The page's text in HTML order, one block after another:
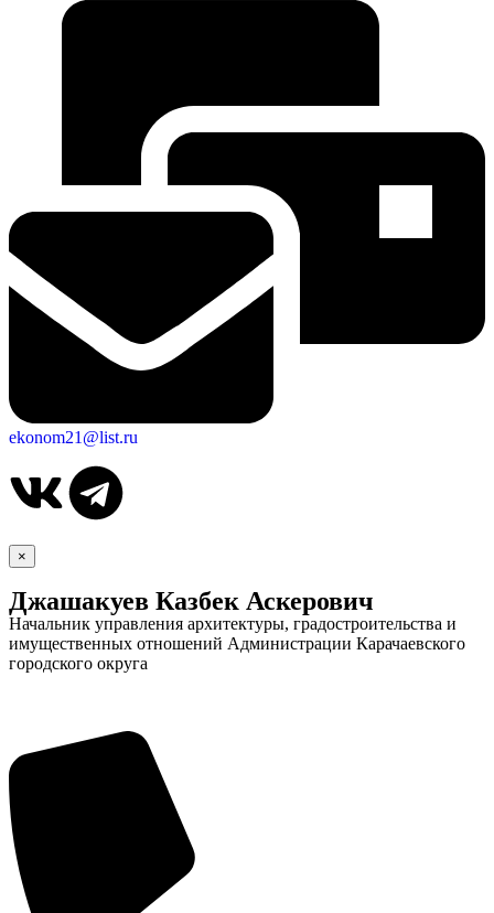
ekonom21@list.ru
×
Джашакуев Казбек Аскерович
Начальник управления архитектуры, градостроительства и
имущественных отношений Администрации Карачаевского
городского округа